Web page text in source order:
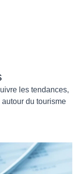
les tendances,
du tourisme